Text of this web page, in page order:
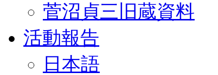
菅沼貞三旧蔵資料
活動報告
日本語